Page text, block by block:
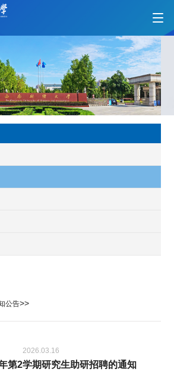
首页
交流合作
公告>>
2026.03.16
第2学期研究生助研招聘的通知